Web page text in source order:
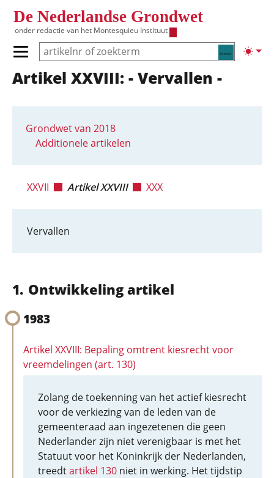
De Nederlandse Grondwet
onder redactie van het Montesquieu Instituut
Zoeken
Primair menu tonen/verbergen
Hoofdnavigatie
Artikel XXVIII: - Vervallen -
Grondwet van 2018
Additionele artikelen
XXVII Artikel XXVIII XXX
Vervallen
Ontwikkeling artikel
1983
Artikel XXVIII: Bepaling omtrent kiesrecht voor
vreemdelingen (art. 130)
Zolang de toekenning van het actief kiesrecht
voor de verkiezing van de leden van de
gemeenteraad aan ingezetenen die geen
Nederlander zijn niet verenigbaar is met het
Statuut voor het Koninkrijk der Nederlanden,
treedtartikel 130 niet in werking. Het tijdstip